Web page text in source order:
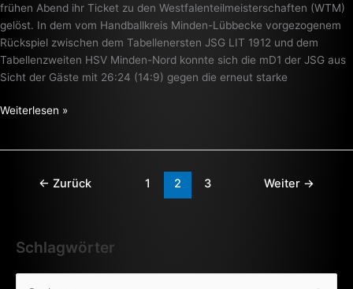
frühen Abend ihr Ticket zu den Westfalenteilmeisterschaften (WTM)
gelöst. In dem vom Handballkreis Minden-Lübbecke vorgezogenem
Rückspiel zwischen dem Tabellenersten JSG LIT 1912 und dem
Tabellenzweiten HSV Minden-Nord konnte sich die mD1 der JSG aus
Sicht der Gäste mit 26:24 (14:9) gegen die erneut starke
++
Weiterlesen »
← Zurück 1 2 3 Weiter →
Schlagwörter